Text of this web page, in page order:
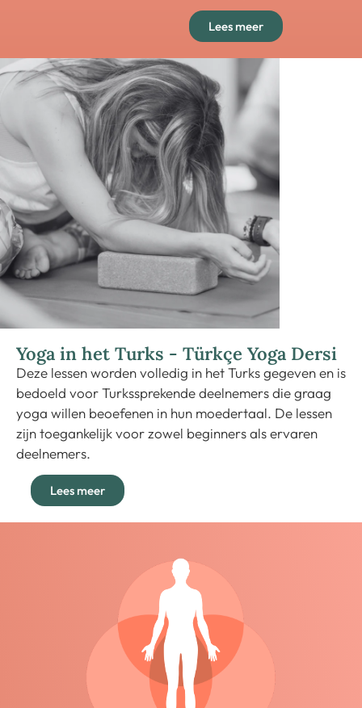
Lees meer
Yoga in het Turks - Türkçe Yoga Dersi
Deze lessen worden volledig in het Turks gegeven en is
bedoeld voor Turkssprekende deelnemers die graag
yoga willen beoefenen in hun moedertaal. De lessen
zijn toegankelijk voor zowel beginners als ervaren
deelnemers.
Lees meer